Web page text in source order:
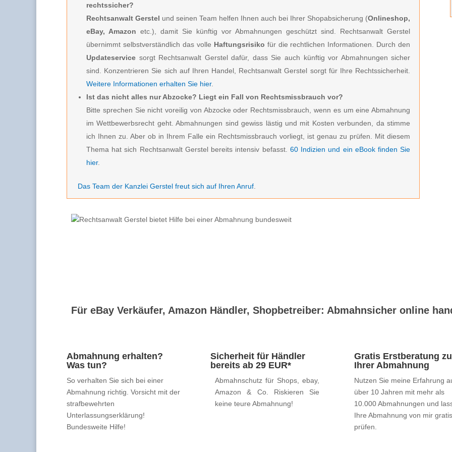
rechtssicher?
Rechtsanwalt Gerstel und seinen Team helfen Ihnen auch bei Ihrer Shopabsicherung (Onlineshop,
eBay, Amazon etc.), damit Sie künftig vor Abmahnungen geschützt sind. Rechtsanwalt Gerstel
übernimmt selbstverständlich das volle Haftungsrisiko für die rechtlichen Informationen. Durch den
Updateservice sorgt Rechtsanwalt Gerstel dafür, dass Sie auch künftig vor Abmahnungen sicher
sind. Konzentrieren Sie sich auf Ihren Handel, Rechtsanwalt Gerstel sorgt für Ihre Rechtssicherheit.
Weitere Informationen erhalten Sie hier.
Ist das nicht alles nur Abzocke? Liegt ein Fall von Rechtsmissbrauch vor?
Bitte sprechen Sie nicht voreilig von Abzocke oder Rechtsmissbrauch, wenn es um eine Abmahnung
im Wettbewerbsrecht geht. Abmahnungen sind gewiss lästig und mit Kosten verbunden, da stimme
ich Ihnen zu. Aber ob in Ihrem Falle ein Rechtsmissbrauch vorliegt, ist genau zu prüfen. Mit diesem
Thema hat sich Rechtsanwalt Gerstel bereits intensiv befasst. 60 Indizien und ein eBook finden Sie
hier.
Das Team der Kanzlei Gerstel freut sich auf Ihren Anruf
Für eBay Verkäufer, Amazon Händler, Shopbetreiber: Abmahnsicher online
Abmahnung erhalten?
Was tun?
So verhalten Sie sich bei einer
Abmahnung richtig. Vorsicht mit der
strafbewehrten
Unterlassungserklärung!
Bundesweite Hilfe!
Sicherheit für Händler
bereits ab 29 EUR*
Abmahnschutz für Shops, ebay,
Amazon & Co. Riskieren Sie
keine teure Abmahnung!
Gratis Erstberatung zu
Ihrer Abmahnung
Nutzen Sie meine Erfahrung
über 10 Jahren mit mehr als
10.000 Abmahnungen und
Ihre Abmahnung von mir gratis
prüfen.